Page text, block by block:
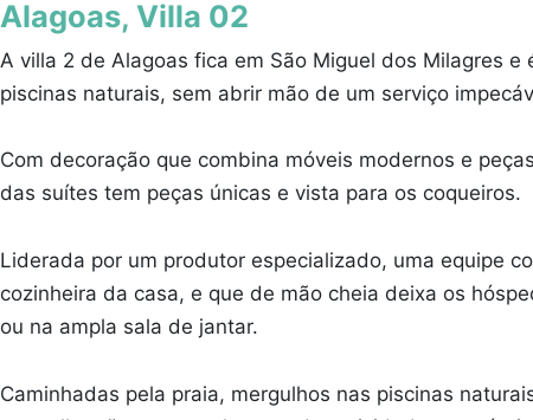
Alagoas, Villa 02
A villa 2 de Alagoas fica em São Miguel dos Milagres
piscinas naturais, sem abrir mão de um serviço
Com decoração que combina móveis modernos e
das suítes tem peças únicas e vista para os coqueiros.
Liderada por um produtor especializado, uma equipe
cozinheira da casa, e que de mão cheia deixa os
ou na ampla sala de jantar.
Caminhadas pela praia, mergulhos nas piscinas